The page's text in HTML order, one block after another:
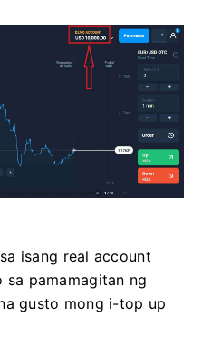
isang real account
pamamagitan ng
gusto mong i-top up